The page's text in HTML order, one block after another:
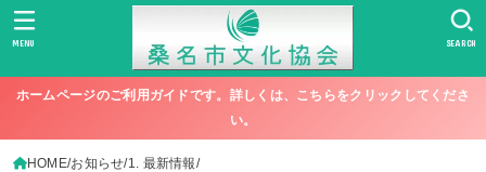
SEARCH
MENU
ホームページのご利用ガイドです。詳しくは、こちらをクリックしてくださ
い。
HOME お知らせ 1. 最新情報